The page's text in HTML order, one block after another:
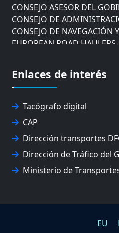
CONSEJO ASESOR DEL
CONSEJO DE
CONSEJO DE NAVEGACIÓN
EUROPEAN ROAD HAULERS
FEVATRANS (FEDERACIÓN
FITRANS
JUNTA ARBITRAL DEL
MONDRAGÓN
UPV/EHU
Enlaces de interés
Tacógrafo digital
CAP
Dirección transportes
Dirección de Tráfico del
Ministerio de
EU